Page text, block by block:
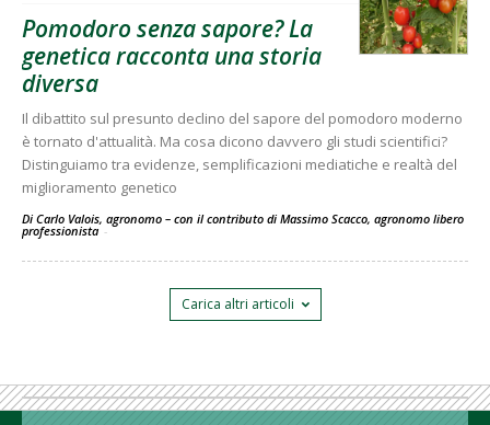
Pomodoro senza sapore? La
genetica racconta una storia
diversa
Il dibattito sul presunto declino del sapore del pomodoro moderno
è tornato d'attualità. Ma cosa dicono davvero gli studi scientifici?
Distinguiamo tra evidenze, semplificazioni mediatiche e realtà del
miglioramento genetico
Di Carlo Valois, agronomo – con il contributo di Massimo Scacco, agronomo libero
professionista -
Carica altri articoli